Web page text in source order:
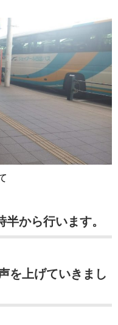
から行います。
を上げていきまし